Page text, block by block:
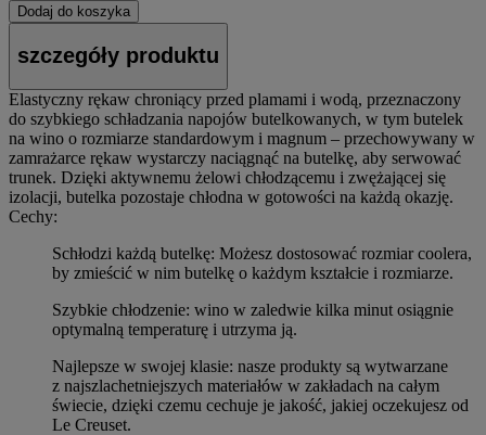
Dodaj do koszyka
szczegóły produktu
Elastyczny rękaw chroniący przed plamami i wodą, przeznaczony
do szybkiego schładzania napojów butelkowanych, w tym butelek
na wino o rozmiarze standardowym i magnum – przechowywany w
zamrażarce rękaw wystarczy naciągnąć na butelkę, aby serwować
trunek. Dzięki aktywnemu żelowi chłodzącemu i zwężającej się
izolacji, butelka pozostaje chłodna w gotowości na każdą okazję.
Cechy:
Schłodzi każdą butelkę: Możesz dostosować rozmiar coolera,
by zmieścić w nim butelkę o każdym kształcie i rozmiarze.
Szybkie chłodzenie: wino w zaledwie kilka minut osiągnie
optymalną temperaturę i utrzyma ją.
Najlepsze w swojej klasie: nasze produkty są wytwarzane
z najszlachetniejszych materiałów w zakładach na całym
świecie, dzięki czemu cechuje je jakość, jakiej oczekujesz od
Le Creuset.